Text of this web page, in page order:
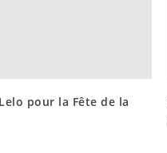
pour la Fête de la